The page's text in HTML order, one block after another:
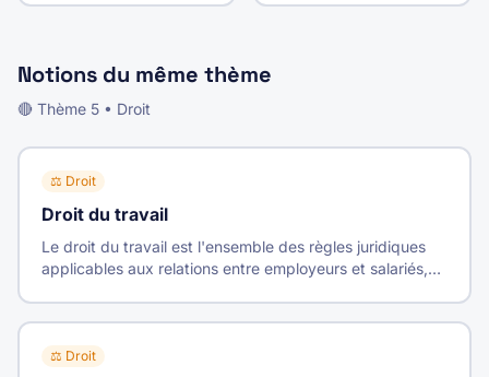
Notions du même thème
🔴 Thème 5 • Droit
⚖️ Droit
Droit du travail
Le droit du travail est l'ensemble des règles juridiques
applicables aux relations entre employeurs et salariés,
⚖️ Droit